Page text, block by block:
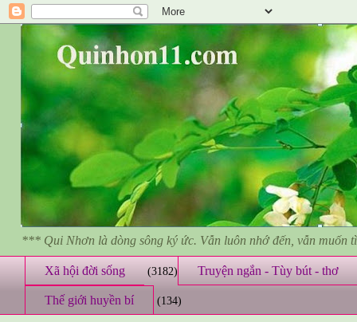
*** Qui Nhơn là dòng sông ký ức. Vẫn luôn nhớ đến, vẫn muốn
Xã hội đời sống (3182) Truyện ngắn - Tùy bút - thơ
Thế giới huyền bí (134)